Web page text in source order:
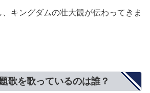
キングダムの壮大観が伝わってきま
歌を歌っているのは誰？